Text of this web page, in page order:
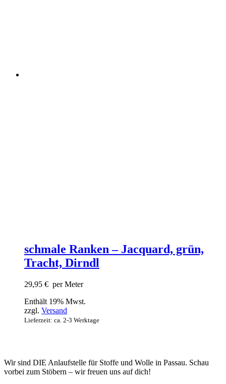
schmale Ranken – Jacquard, grün,
Tracht, Dirndl
29,95 € per Meter
Enthält 19% Mwst.
zzgl. Versand
Lieferzeit: ca. 2-3 Werktage
Wir sind DIE Anlaufstelle für Stoffe und Wolle in Passau. Schau
vorbei zum Stöbern – wir freuen uns auf dich!